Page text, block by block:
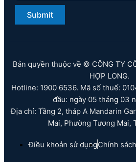
Submit
Bản quyền thuộc về © CÔNG TY
HỢP LONG.
Hotline: 1900 6536. Mã số thuế:
đầu: ngày 05 tháng 03
Địa chỉ: Tầng 2, tháp A Mandarin
Mai, Phường Tương Mai,
Điều khoản sử dụngChính